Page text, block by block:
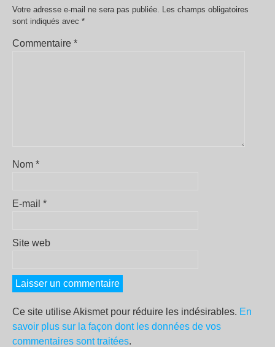
Votre adresse e-mail ne sera pas publiée.
Les champs obligatoires
sont indiqués avec *
Commentaire *
Nom *
E-mail *
Site web
Ce site utilise Akismet pour réduire les indésirables. En
savoir plus sur la façon dont les données de vos
commentaires sont traitées.